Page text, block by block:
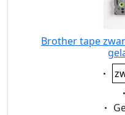
Brother tape